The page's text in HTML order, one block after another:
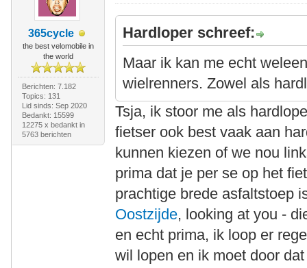
365cycle
the best velomobile in
the world
Berichten: 7.182
Topics: 131
Lid sinds: Sep 2020
Bedankt: 15599
12275 x bedankt in
5763 berichten
Hardloper schreef:
Maar ik kan me echt
wielrenners. Zowel als
Tsja, ik stoor me als
fietser ook best vaak aan
kunnen kiezen of we nou
prima dat je per se op het
prachtige brede asfaltstoep
Oostzijde, looking at you -
en echt prima, ik loop er
wil lopen en ik moet door